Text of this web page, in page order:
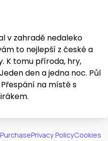
v zahradě nedaleko
to nejlepší z české a
K tomu příroda, hry,
den a jedna noc. Půl
na místě s
Privacy PolicyCookies